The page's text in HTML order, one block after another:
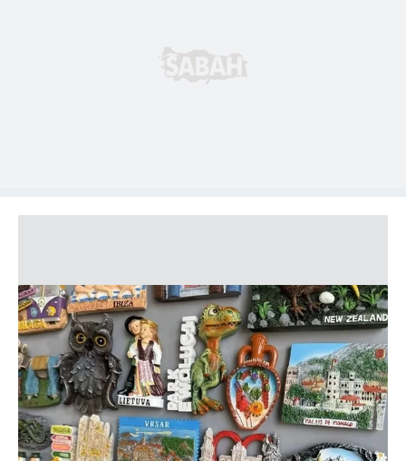
reklam/pazarlama faaliyetlerinin yapılması, amaçlarıyla
sınırlı olarak açık rızanız dahilinde kullanılacaktır.
almak için lütfentıklayınız.